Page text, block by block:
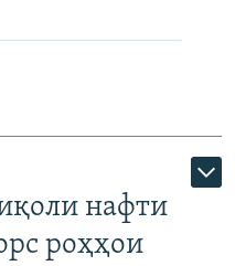
нафти
роҳҳои